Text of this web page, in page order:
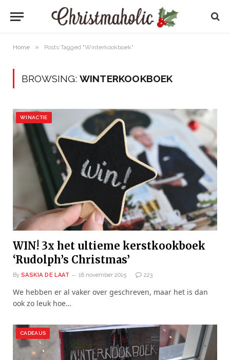
Home » Posts Tagged "Winterkookboek"
BROWSING: WINTERKOOKBOEK
WINACTIE
WIN! 3x het ultieme kerstkookboek
‘Rudolph’s Christmas’
By SASKIA DE LAAT 18 november 2015 223
We hebben er al vaker over geschreven, maar het is dan
ook zo leuk hoe…
CADEAUS